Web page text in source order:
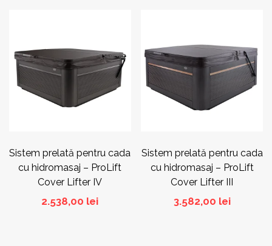
Sistem prelată pentru cada
cu hidromasaj – ProLift
Cover Lifter IV
2.538,00 lei
Sistem prelată pentru cada
cu hidromasaj – ProLift
Cover Lifter III
3.582,00 lei